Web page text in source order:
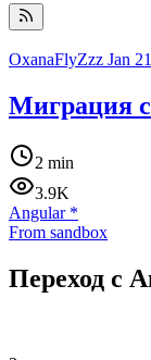
OxanaFlyZzz Jan
Миграция
2 min
3.9K
Angular*
From sandbox
Переход с